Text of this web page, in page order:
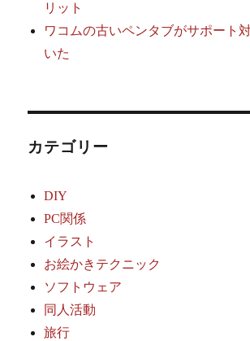
リット
ワコムの古いペンタブがサポート
いた
カテゴリー
DIY
PC関係
イラスト
お絵かきテクニック
ソフトウェア
同人活動
旅行